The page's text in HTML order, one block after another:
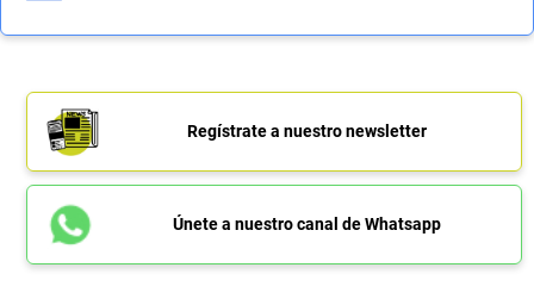
Regístrate a nuestro newsletter
Únete a nuestro canal de Whatsapp